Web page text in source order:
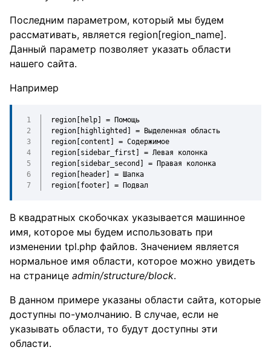
Последним параметром, который мы будем
рассмативать, является region[region_name].
Данный параметр позволяет указать области
нашего сайта.
Например
region[help] = Помощь
region[highlighted] = Выделенная область
region[content] = Содержимое
region[sidebar_first] = Левая колонка
region[sidebar_second] = Правая колонка
region[header] = Шапка
region[footer] = Подвал
В квадратных скобочках указывается машинное
имя, которое мы будем использовать при
изменении tpl.php файлов. Значением является
нормальное имя области, которое можно увидеть
на странице admin/structure/block.
В данном примере указаны области сайта, которые
доступны по-умолчанию. В случае, если не
указывать области, то будут доступны эти
области.